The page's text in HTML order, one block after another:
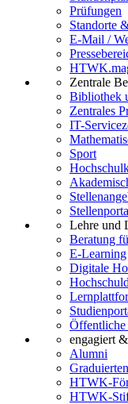
Prüfungen
Standorte
E-Mail /
Zentrale
Bibliothek
Zentrales
IT-
Sport
Lehre und
Beratung
E-Learning
Digitale
Öffentliche
engagiert
Alumni
HTWK-
HTWK-